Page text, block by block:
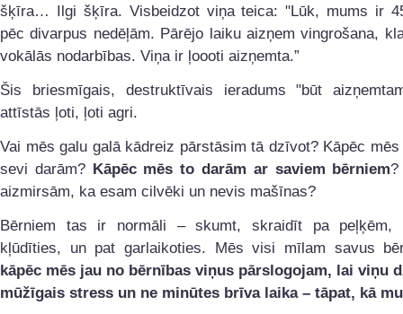
šķīra… Ilgi šķīra. Visbeidzot viņa teica: "Lūk, mums ir
pēc divarpus nedēļām. Pārējo laiku aizņem vingrošana,
vokālās nodarbības. Viņa ir ļoooti aizņemta.”
Šis briesmīgais, destruktīvais ieradums "būt
attīstās ļoti, ļoti agri.
Vai mēs galu galā kādreiz pārstāsim tā dzīvot? Kāpēc
sevi darām? Kāpēc mēs to darām ar saviem bērniem?
aizmirsām, ka esam cilvēki un nevis mašīnas?
Bērniem tas ir normāli – skumt, skraidīt pa peļķēm,
kļūdīties, un pat garlaikoties. Mēs visi mīlam savus
kāpēc mēs jau no bērnības viņus pārslogojam, lai viņu
mūžīgais stress un ne minūtes brīva laika – tāpat, kā